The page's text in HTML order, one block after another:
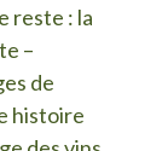
reste : la
–
de
histoire